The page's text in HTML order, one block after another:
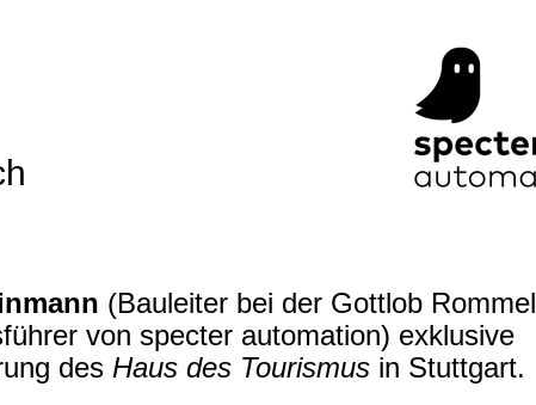
(Bauleiter bei der Gottlob Rommel
von specter automation) exklusive
des Haus des Tourismus in Stuttgart.